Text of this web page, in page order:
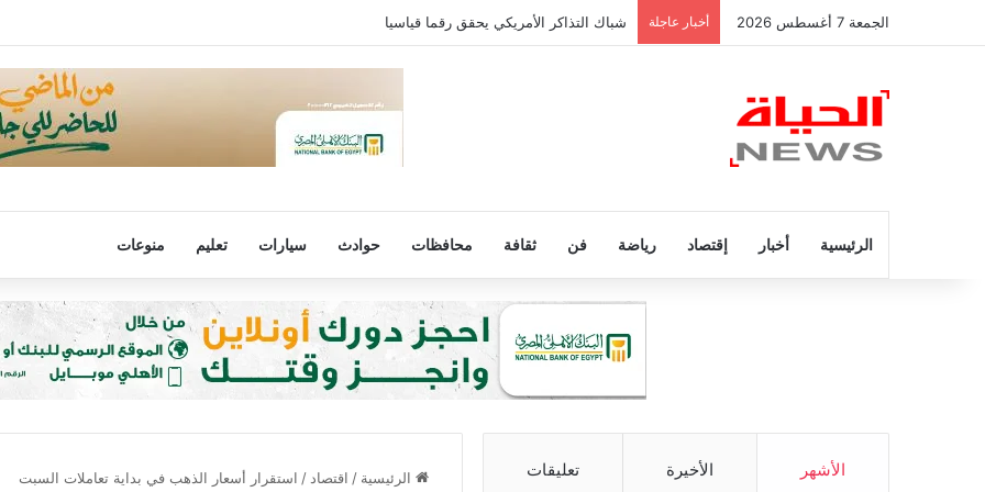
الجمعة 7 أغسطس 2026 أخبار عاجلة صراع إسباني على رودري.. برشلونة يتحرك وريال مدريد يترقب
الرئيسية أخبار إقتصاد رياضة فن ثقافة محافظات حوادث سيارات تعليم منوعات
الرئيسية / اقتصاد / استقرار أسعار الذهب في بداية تعاملات السبت الأشهر الأخيرة تعليقات